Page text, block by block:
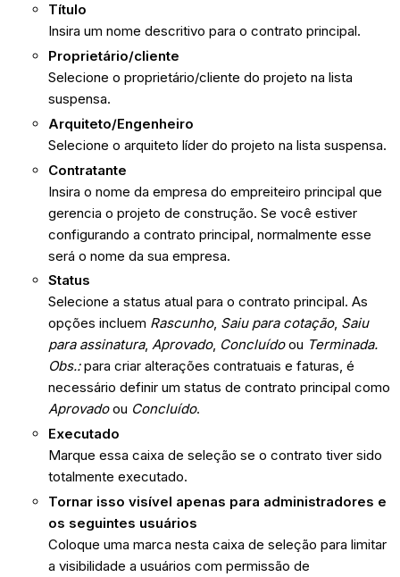
Título
Insira um nome descritivo para o contrato principal.
Proprietário/cliente
Selecione o proprietário/cliente do projeto na lista
suspensa.
Arquiteto/Engenheiro
Selecione o arquiteto líder do projeto na lista suspensa.
Contratante
Insira o nome da empresa do empreiteiro principal que
gerencia o projeto de construção. Se você estiver
configurando a contrato principal, normalmente esse
será o nome da sua empresa.
Status
Selecione a status atual para o contrato principal. As
opções incluem Rascunho, Saiu para cotação, Saiu
para assinatura, Aprovado, Concluídoou Terminada.
Obs.:para criar alterações contratuais e faturas, é
necessário definir um status de contrato principal como
Aprovadoou Concluído.
Executado
Marque essa caixa de seleção se o contrato tiver sido
totalmente executado.
Tornar isso visível apenas para administradores e
os seguintes usuários
Coloque uma marca nesta caixa de seleção para limitar
a visibilidade a usuários com permissão de